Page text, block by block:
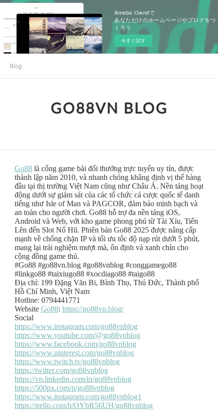
Ameba Owndで
あなただけのホームページやブログをつ
くろう
今すぐ試す
Blog
GO88VN BLOG